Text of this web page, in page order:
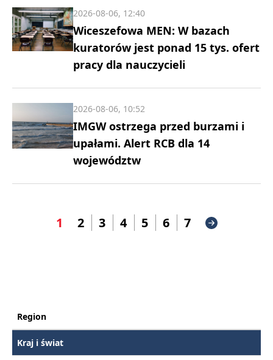
Wiceszefowa MEN: W bazach
kuratorów jest ponad 15 tys. ofert
pracy dla nauczycieli
2026-08-06, 12:40
IMGW ostrzega przed burzami i
upałami. Alert RCB dla 14
województw
2026-08-06, 10:52
1 2 3 4 5 6 7
Region
Kraj i świat